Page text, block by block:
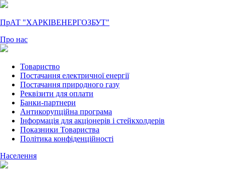
ПрАТ "ХАРКІВЕНЕРГОЗБУТ"
Про нас
Товариство
Постачання електричної енергії
Постачання природного газу
Реквізити для оплати
Банки-партнери
Антикорупційна програма
Інформація для акціонерів і стейкхолдерів
Показники Товариства
Політика конфіденційності
Населення